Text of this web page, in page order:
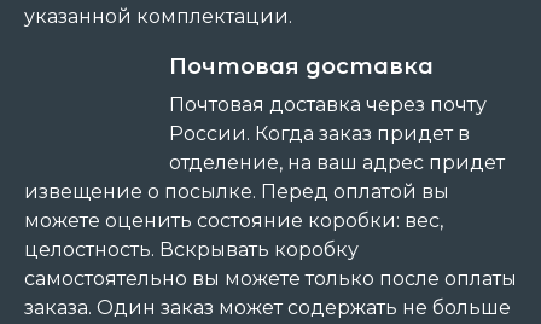
указанной комплектации.
Почтовая доставка
Почтовая доставка через почту
России. Когда заказ придет в
отделение, на ваш адрес придет
извещение о посылке. Перед оплатой вы
можете оценить состояние коробки: вес,
целостность. Вскрывать коробку
самостоятельно вы можете только после оплаты
заказа. Один заказ может содержать не больше